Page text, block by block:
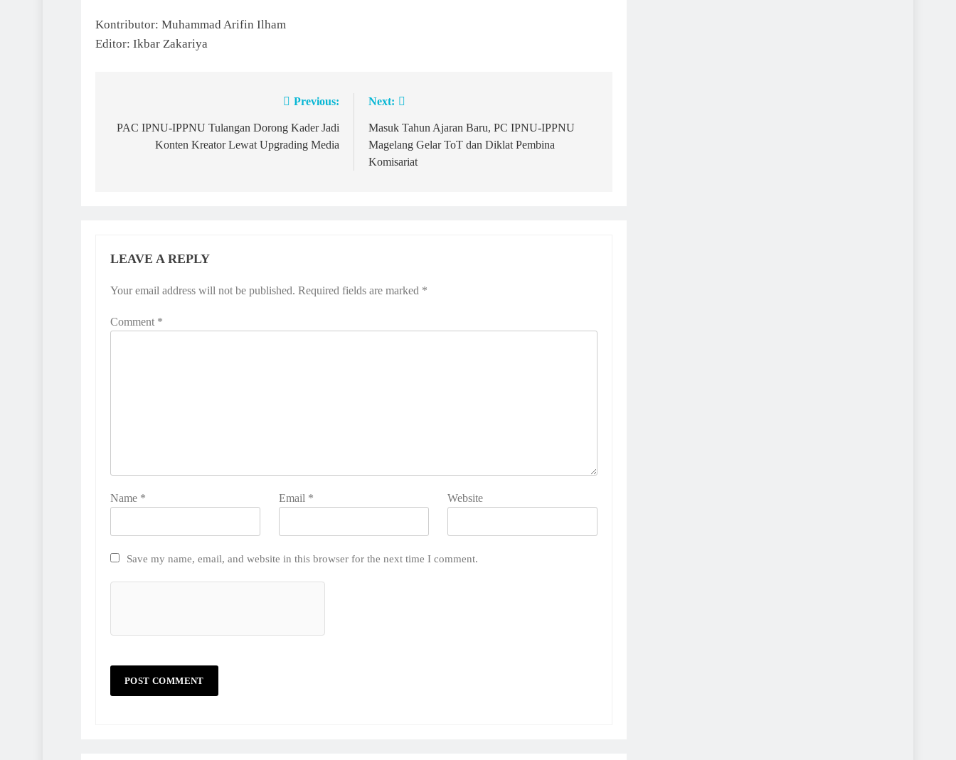
Kontributor: Muhammad Arifin Ilham
Editor: Ikbar Zakariya
navigation
Previous:
PAC IPNU-IPPNU Tulangan Dorong Kader Jadi
Konten Kreator Lewat Upgrading Media
Next:
Masuk Tahun Ajaran Baru, PC IPNU-IPPNU
Magelang Gelar ToT dan Diklat Pembina
Komisariat
LEAVE A REPLY
Your email address will not be published. Required fields are marked *
Comment *
Name * Email * Website
Save my name, email, and website in this browser for the next time I comment.